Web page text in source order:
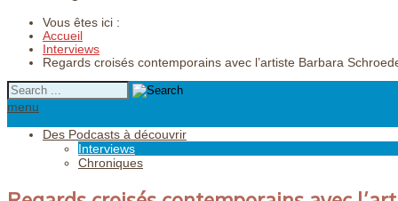
Vous êtes ici :
Accueil
Interviews
Regards croisés contemporains avec l’artiste Barbara
menu
Des Podcasts à découvrir
Interviews
Chroniques